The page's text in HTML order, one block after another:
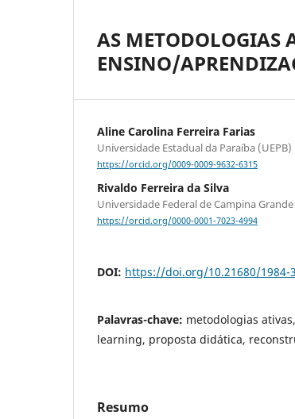
AS METODOLOGIAS
ENSINO/
Aline Carolina Ferreira Farias
Universidade Estadual da Paraíba (UEPB)
https://orcid.org/0009-0009-9632-6315
Rivaldo Ferreira da Silva
Universidade Federal de Campina Grande
https://orcid.org/0000-0001-7023-4994
DOI: https://doi.org/10.21680/1984-
Palavras-chave: metodologias
learning, proposta didática,
Resumo